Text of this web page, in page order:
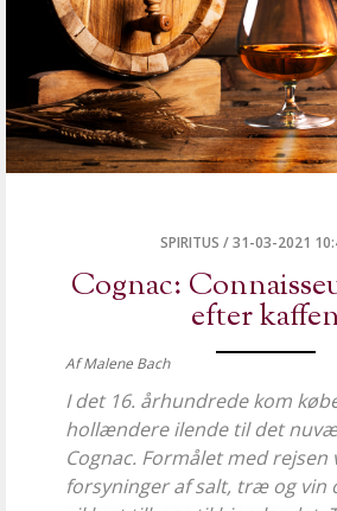
SPIRITUS /31-03-2021
Cognac:
efter
Af Malene Bach
I det 16. århundrede kom
hollændere ilende til det
Cognac. Formålet med rejsen
forsyninger af salt, træ og vin